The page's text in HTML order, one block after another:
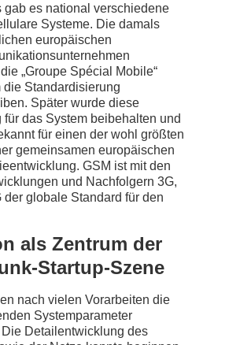
gab es national verschiedene
Systeme. Die damals
europäischen
„Groupe Spécial Mobile“
die Standardisierung
Später wurde diese
für das System beibehalten und
für einen der wohl größten
gemeinsamen europäischen
GSM ist mit den
und Nachfolgern 3G,
der globale Standard für den
als Zentrum der
Startup-Szene
nach vielen Vorarbeiten die
Systemparameter
Detailentwicklung des